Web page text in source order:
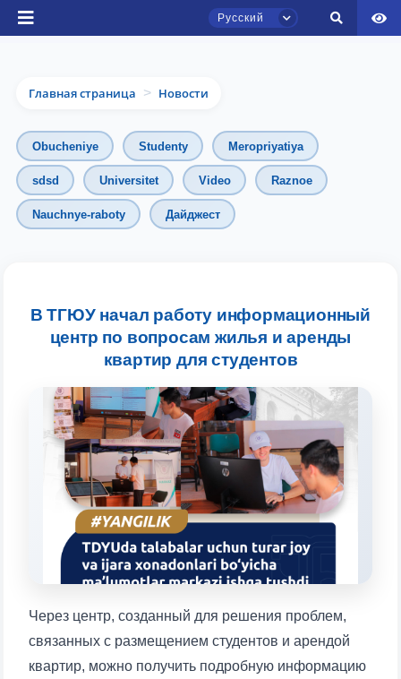
Русский
Главная страница > Новости
Obucheniye Studenty Meropriyatiya
sdsd Universitet Video Raznoe
Nauchnye-raboty Дайджест
В ТГЮУ начал работу информационный
центр по вопросам жилья и аренды
квартир для студентов
Через центр, созданный для решения проблем,
связанных с размещением студентов и арендой
квартир, можно получить подробную информацию
Чат приёмной комиссии ТГЮУ
Онлайн
Оставляйте здесь свои обращения по
вопросам приёма.
Выберите тему — затем появятся
конкретные вопросы:
1. Документы (бакалавр) (5) 2. Документы (магистр) (4)
3. Собеседование (бакалавр) (8)
4. Собеседование (магистр) (5)
6. Онлайн-заявки (15) 7. Колл-центр (4)
8. Квота (бакалавриат) (1) 9. Квота (магистратура) (1)
✉️ Написать администратору